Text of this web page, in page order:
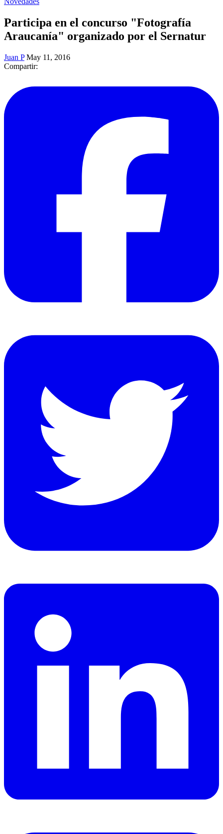
Participa en el concurso "Fotografía
Araucanía" organizado por el Sernatur
Juan P May 11, 2016
Compartir: